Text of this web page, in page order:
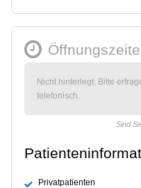
Nicht hinterlegt. Bitte
telefonisch.
Sind
Privatpatienten